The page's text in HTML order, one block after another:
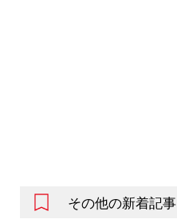
その他の新着記事